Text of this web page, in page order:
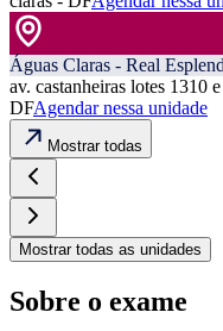
Águas Claras - Real
av. castanheiras lotes 1310
DFAgendar nessa unidade
Mostrar todas
Mostrar todas as unidades
Sobre o exame